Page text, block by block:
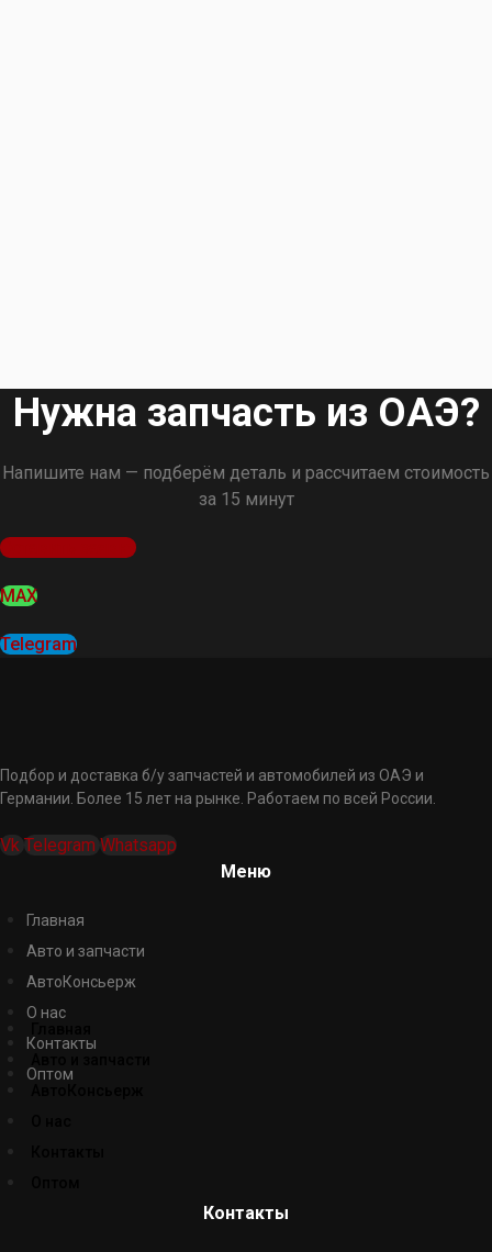
Нужна запчасть из ОАЭ?
Напишите нам — подберём деталь и рассчитаем стоимость
за 15 минут
Оставить заявку
MAX
Telegram
Подбор и доставка б/у запчастей и автомобилей из ОАЭ и
Германии. Более 15 лет на рынке. Работаем по всей России.
Vk Telegram Whatsapp
Меню
Главная
Авто и запчасти
АвтоКонсьерж
О нас
Контакты
Оптом
Контакты